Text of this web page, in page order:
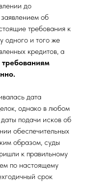
до
об
требования к
одного и того же
кредитов, а
требованиям
дата
однако в любом
подачи исков об
обеспечительных
образом, суды
к правильному
по настоящему
срок